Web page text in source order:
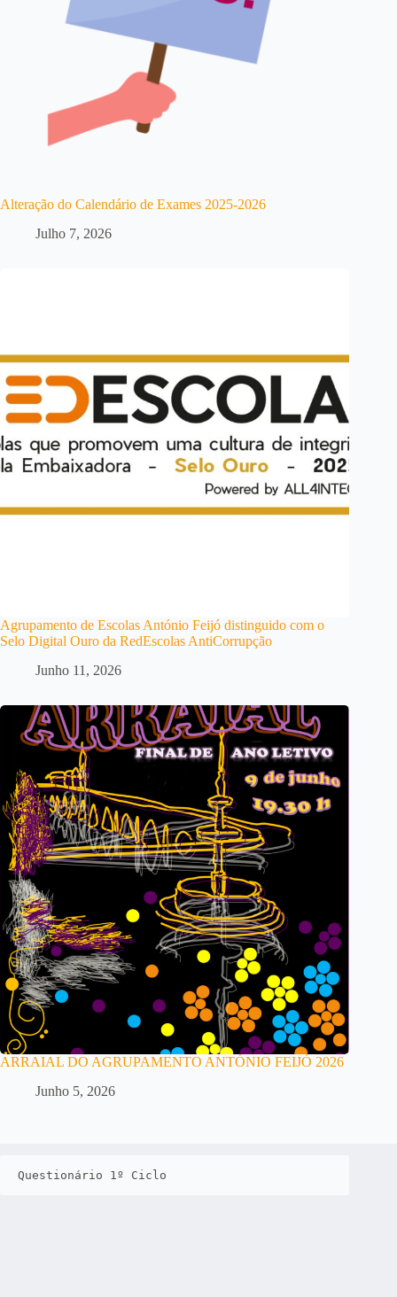
Alteração do Calendário de Exames 2025-2026
Julho 7, 2026
Agrupamento de Escolas António Feijó distinguido com o
Selo Digital Ouro da RedEscolas AntiCorrupção
Junho 11, 2026
ARRAIAL DO AGRUPAMENTO ANTÓNIO FEIJÓ 2026
Junho 5, 2026
Questionário 1º Ciclo